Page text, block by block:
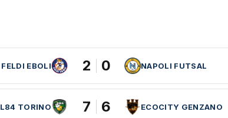
FELDI EBOLI 2 0 NAPOLI FUTSAL
L84 TORINO 7 6 ECOCITY GENZANO